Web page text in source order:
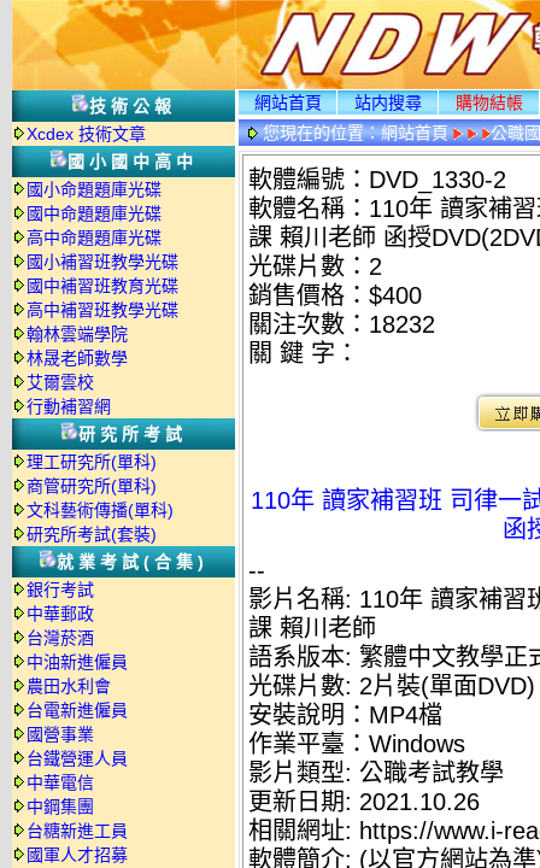
技術公報
Xcdex 技術文章
國小國中高中
國小命題題庫光碟
國中命題題庫光碟
高中命題題庫光碟
國小補習班教學光碟
國中補習班教育光碟
高中補習班教學光碟
翰林雲端學院
林晟老師數學
艾爾雲校
行動補習網
研究所考試
理工研究所(單科)
商管研究所(單科)
文科藝術傳播(單科)
研究所考試(套裝)
就業考試(合集)
銀行考試
中華郵政
台灣菸酒
中油新進僱員
農田水利會
台電新進僱員
國營事業
台鐵營運人員
中華電信
中鋼集團
台糖新進工員
國軍人才招募
網站首頁 站内搜尋
購物結帳
您現在的位置：網站首頁
公職
情
軟體編號：DVD_1330-2
軟體名稱：110年 讀家補
課 賴川老師 函授
光碟片數：2
銷售價格：$400
關注次數： 18232
關 鍵 字：
110年 讀家補習班 司律一
函
--
影片名稱: 110年 讀家補習
課 賴川老師
語系版本: 繁體中文教學正
光碟片數: 2片裝(單面DVD)
安裝說明：MP4檔
作業平臺：Windows
影片類型: 公職考試教學
更新日期: 2021.10.26
相關網址: https://www.i-
軟體簡介: (以官方網站為